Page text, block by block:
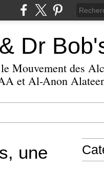
Dr
Mouvement des
et Al-Anon
une